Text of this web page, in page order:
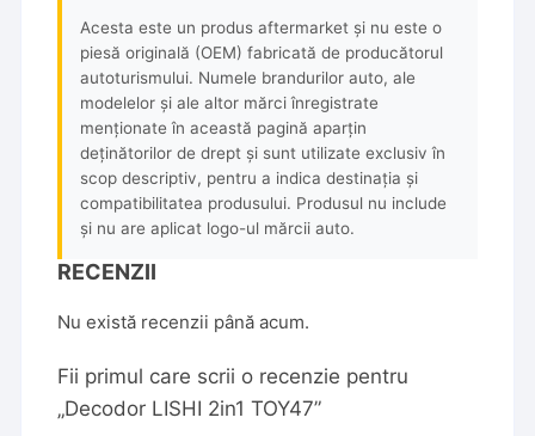
Acesta este un produs aftermarket și nu este o
piesă originală (OEM) fabricată de producătorul
autoturismului. Numele brandurilor auto, ale
modelelor și ale altor mărci înregistrate
menționate în această pagină aparțin
deținătorilor de drept și sunt utilizate exclusiv în
scop descriptiv, pentru a indica destinația și
compatibilitatea produsului. Produsul nu include
și nu are aplicat logo-ul mărcii auto.
RECENZII
Nu există recenzii până acum.
Fii primul care scrii o recenzie pentru
„Decodor LISHI 2in1 TOY47”